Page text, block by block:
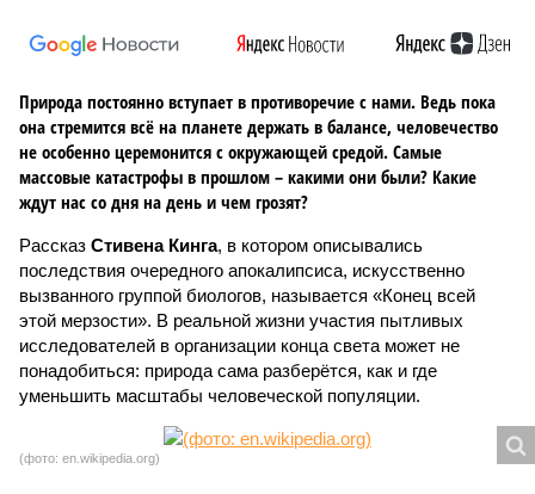
Природа постоянно вступает в противоречие с нами. Ведь пока
она стремится всё на планете держать в балансе, человечество
не особенно церемонится с окружающей средой. Самые
массовые катастрофы в прошлом – какими они были? Какие
ждут нас со дня на день и чем грозят?
Рассказ Стивена Кинга, в котором описывались
последствия очередного апокалипсиса, искусственно
вызванного группой биологов, называется «Конец всей
этой мерзости». В реальной жизни участия пытливых
исследователей в организации конца света может не
понадобиться: природа сама разберётся, как и где
уменьшить масштабы человеческой популяции.
(фото: en.wikipedia.org)